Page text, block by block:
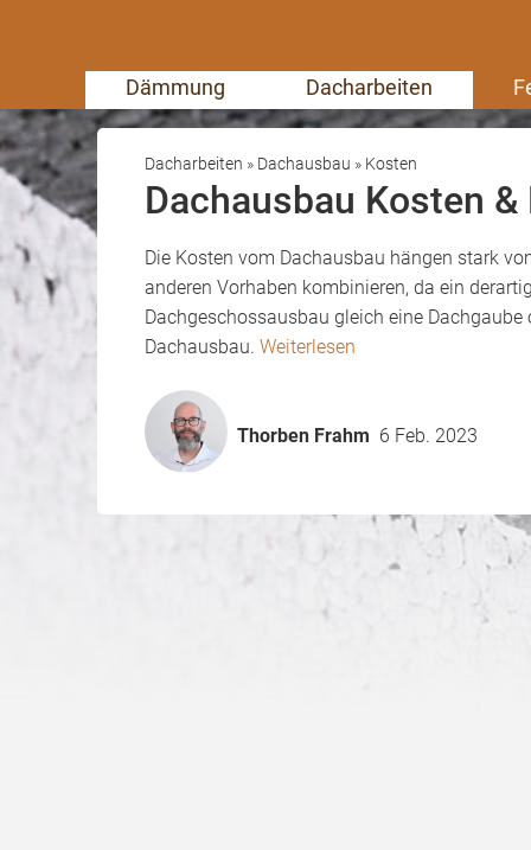
Dämmung Dacharbeiten
Dacharbeiten » Dachausbau » Kosten
Dachausbau Kosten
Die Kosten vom Dachausbau hängen stark
anderen Vorhaben kombinieren, da ein
Dachgeschossausbau gleich eine
Dachausbau. Weiterlesen
Thorben Frahm 6 Feb. 2023